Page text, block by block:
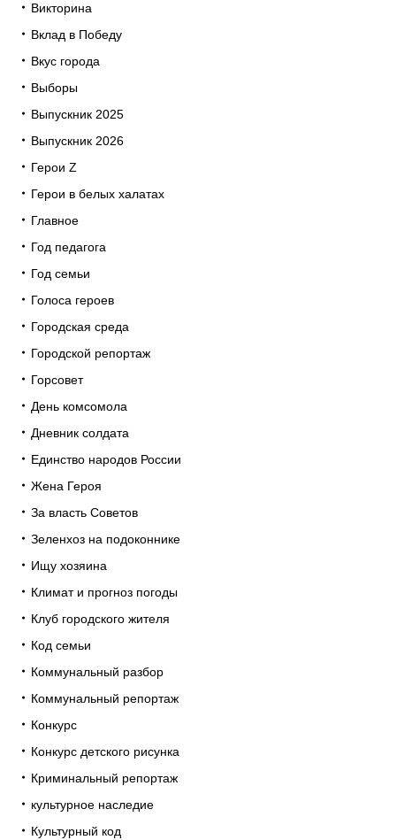
Викторина
Вклад в Победу
Вкус города
Выборы
Выпускник 2025
Выпускник 2026
Герои Z
Герои в белых халатах
Главное
Год педагога
Год семьи
Голоса героев
Городская среда
Городской репортаж
Горсовет
День комсомола
Дневник солдата
Единство народов России
Жена Героя
За власть Советов
Зеленхоз на подоконнике
Ищу хозяина
Климат и прогноз погоды
Клуб городского жителя
Код семьи
Коммунальный разбор
Коммунальный репортаж
Конкурс
Конкурс детского рисунка
Криминальный репортаж
культурное наследие
Культурный код